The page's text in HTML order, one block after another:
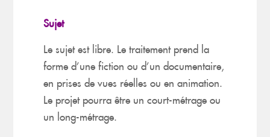
Sujet
Le sujet est libre. Le traitement prend la
forme d’une fiction ou d’un documentaire,
en prises de vues réelles ou en animation.
Le projet pourra être un court-métrage ou
un long-métrage.